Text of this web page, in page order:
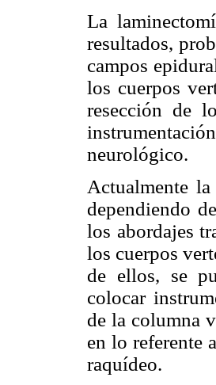
La
resultados,
campos
los cuerpos
resección de
neurológico.
Actualmente
dependiendo
los abordajes
los cuerpos
de ellos, se
colocar
de la columna
en lo referente
raquídeo.